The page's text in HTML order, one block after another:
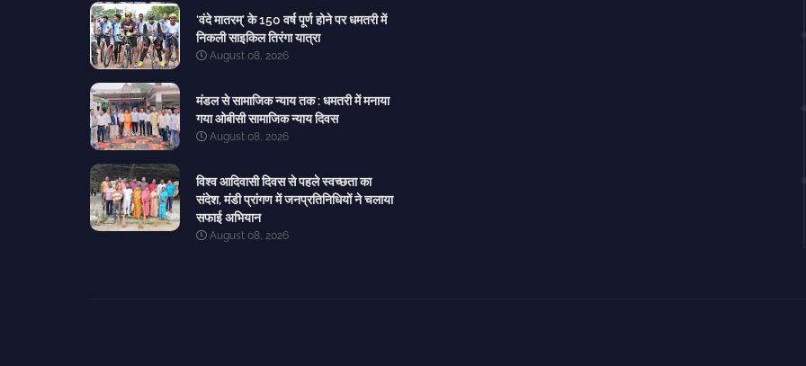
‘वंदे मातरम्’ के 150 वर्ष पूर्ण होने पर धमतरी में
निकली साइकिल तिरंगा यात्रा
August 08, 2026
मंडल से सामाजिक न्याय तक : धमतरी में मनाया
गया ओबीसी सामाजिक न्याय दिवस
August 08, 2026
विश्व आदिवासी दिवस से पहले स्वच्छता का
संदेश, मंडी प्रांगण में जनप्रतिनिधियों ने चलाया
सफाई अभियान
August 08, 2026